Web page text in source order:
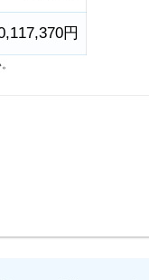
円